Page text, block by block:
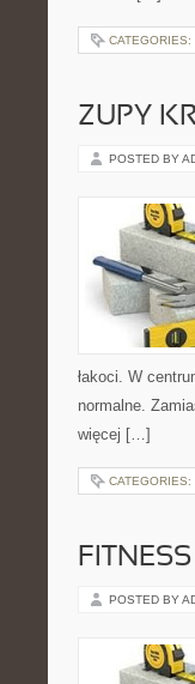
CATEGORIES:
ZUPY
POSTED BY
łakoci. W
normalne.
więcej […]
CATEGORIES:
FITNESS
POSTED BY